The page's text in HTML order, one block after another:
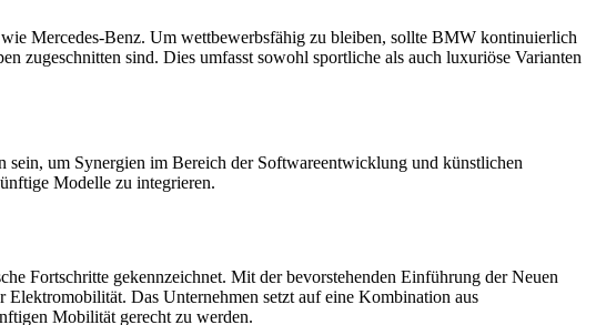
Mercedes-Benz. Um wettbewerbsfähig zu bleiben, sollte BMW kontinuierlich
zugeschnitten sind. Dies umfasst sowohl sportliche als auch luxuriöse Varianten
sein, um Synergien im Bereich der Softwareentwicklung und künstlichen
Modelle zu integrieren.
Fortschritte gekennzeichnet. Mit der bevorstehenden Einführung der Neuen
Das Unternehmen setzt auf eine Kombination aus
Mobilität gerecht zu werden.